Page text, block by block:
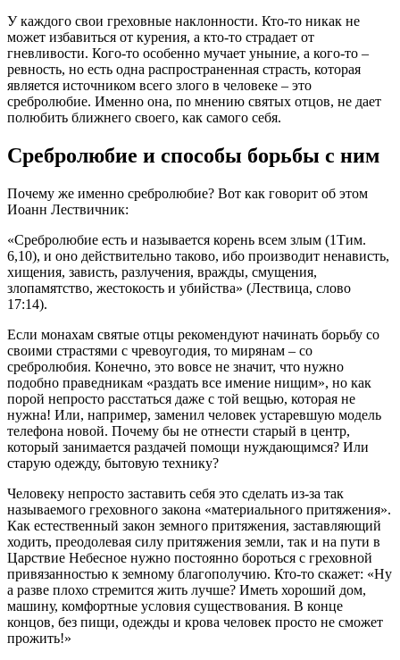
У каждого свои греховные наклонности. Кто-то никак не
может избавиться от курения, а кто-то страдает от
гневливости. Кого-то особенно мучает уныние, а кого-то –
ревность, но есть одна распространенная страсть, которая
является источником всего злого в человеке – это
сребролюбие. Именно она, по мнению святых отцов, не дает
полюбить ближнего своего, как самого себя.
Сребролюбие и способы борьбы с ним
Почему же именно сребролюбие? Вот как говорит об этом
Иоанн Лествичник:
«Сребролюбие есть и называется корень всем злым (1Тим.
6,10), и оно действительно таково, ибо производит ненависть,
хищения, зависть, разлучения, вражды, смущения,
злопамятство, жестокость и убийства» (Лествица, слово
17:14).
Если монахам святые отцы рекомендуют начинать борьбу со
своими страстями с чревоугодия, то мирянам – со
сребролюбия. Конечно, это вовсе не значит, что нужно
подобно праведникам «раздать все имение нищим», но как
порой непросто расстаться даже с той вещью, которая не
нужна! Или, например, заменил человек устаревшую модель
телефона новой. Почему бы не отнести старый в центр,
который занимается раздачей помощи нуждающимся? Или
старую одежду, бытовую технику?
Человеку непросто заставить себя это сделать из-за так
называемого греховного закона «материального притяжения».
Как естественный закон земного притяжения, заставляющий
ходить, преодолевая силу притяжения земли, так и на пути в
Царствие Небесное нужно постоянно бороться с греховной
привязанностью к земному благополучию. Кто-то скажет: «Ну
а разве плохо стремится жить лучше? Иметь хороший дом,
машину, комфортные условия существования. В конце
концов, без пищи, одежды и крова человек просто не сможет
прожить!»